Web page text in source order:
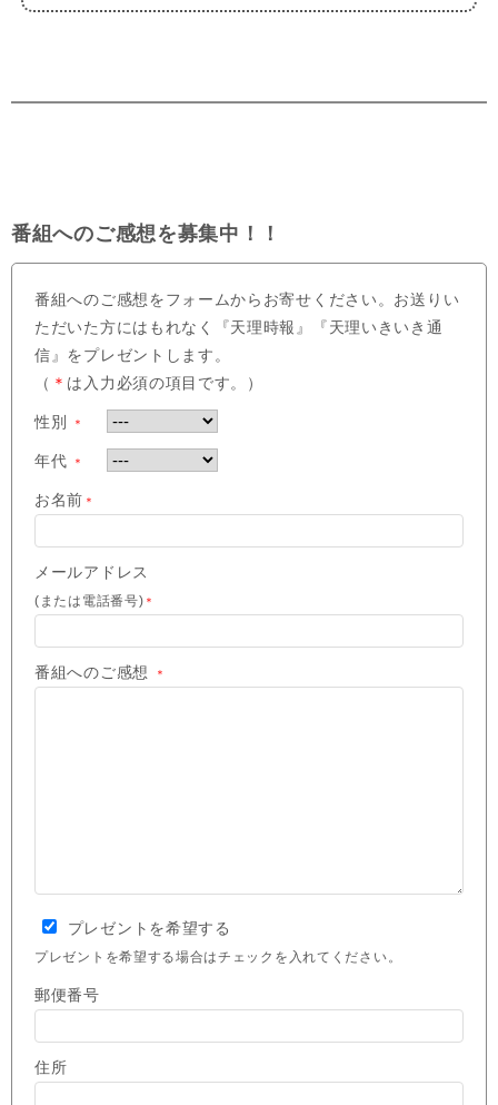
番組へのご感想を募集中！！
番組へのご感想をフォームからお寄せください。お送りい
ただいた方にはもれなく『天理時報』『天理いきいき通
信』をプレゼントします。
（ ＊ は入力必須の項目です。）
性別 ＊
年代 ＊
お名前 ＊
メールアドレス
(または電話番号) ＊
番組へのご感想 ＊
プレゼントを希望する
プレゼントを希望する場合はチェックを入れてください。
郵便番号
住所